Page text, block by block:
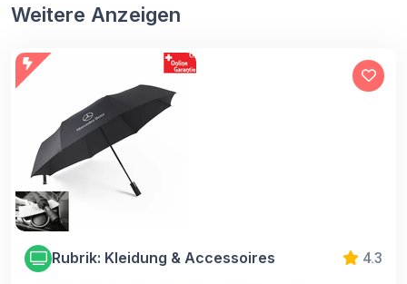
Weitere Anzeigen
Rubrik: Kleidung & Accessoires 4.3